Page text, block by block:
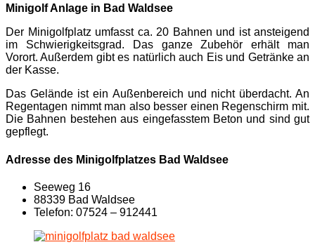
Minigolf Anlage in Bad Waldsee
Der Minigolfplatz umfasst ca. 20 Bahnen und ist ansteigend
im Schwierigkeitsgrad. Das ganze Zubehör erhält man
Vorort. Außerdem gibt es natürlich auch Eis und Getränke an
der Kasse.
Das Gelände ist ein Außenbereich und nicht überdacht. An
Regentagen nimmt man also besser einen Regenschirm mit.
Die Bahnen bestehen aus eingefasstem Beton und sind gut
gepflegt.
Adresse des Minigolfplatzes Bad Waldsee
Seeweg 16
88339 Bad Waldsee
Telefon: 07524 – 912441